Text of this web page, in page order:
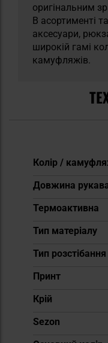
оригінальним
В асортименті
аксесуари,
широкій гамі
камуфляжів.
Докладніше
Колір /
Довжина
Термоактивна
Тип матеріалу
Тип розстібання
Принт
Крій
Sezon